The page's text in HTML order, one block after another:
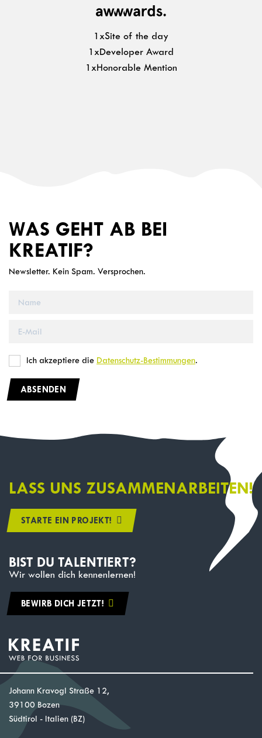
1xSite of the day
1xDeveloper Award
1xHonorable Mention
WAS GEHT AB BEI
KREATIF?
Newsletter. Kein Spam. Versprochen.
Ich akzeptiere die Datenschutz-Bestimmungen.
ABSENDEN
LASS UNS ZUSAMMENARBEITEN!
STARTE EIN PROJEKT!
BIST DU TALENTIERT?
Wir wollen dich kennenlernen!
BEWIRB DICH JETZT!
Johann Kravogl Straße 12,
39100 Bozen
Südtirol - Italien (BZ)